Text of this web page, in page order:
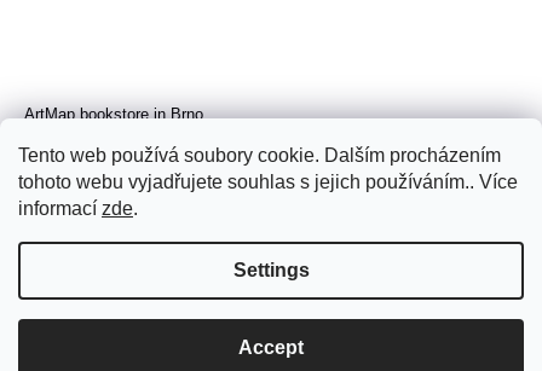
Tento web používá soubory cookie. Dalším procházením
tohoto webu vyjadřujete souhlas s jejich používáním.. Více
informací zde.
Settings
Accept
ArtMap bookstore in Brno
Brno, Radnická 4
Tue–Fri 11–19 h
Sat 14–19 h
© 2026 ArtMap. All rights reserved.